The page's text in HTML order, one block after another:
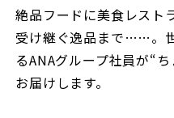
絶品フードに美食レスト
受け継ぐ逸品まで……。
るANAグループ社員が“
お届けします。